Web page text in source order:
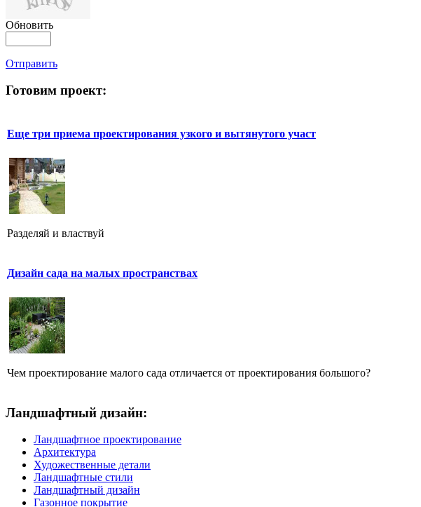
Обновить
Отправить
Готовим проект:
Еще три приема проектирования узкого и вытянутого участ
Разделяй и властвуй
Дизайн сада на малых пространствах
Чем проектирование малого сада отличается от проектирования большого?
Ландшафтный дизайн:
Ландшафтное проектирование
Архитектура
Художественные детали
Ландшафтные стили
Ландшафтный дизайн
Газонное покрытие